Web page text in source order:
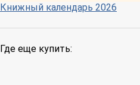
Книжный календарь 2026
Где еще купить: